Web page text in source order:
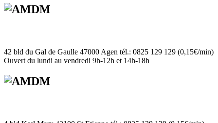
42 bld du Gal de Gaulle 47000 Agen tél.: 0825 129 129 (0,15€/min)
Ouvert du lundi au vendredi 9h-12h et 14h-18h